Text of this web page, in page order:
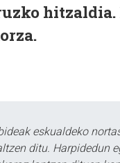
eskualdeko
ditu. Harpidedun